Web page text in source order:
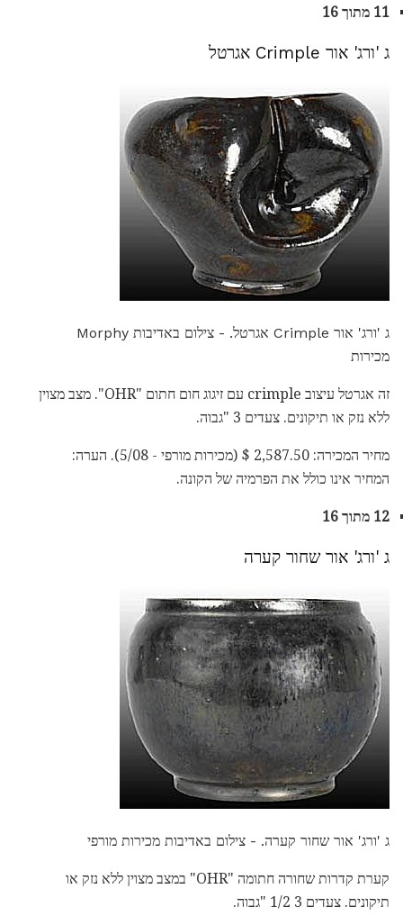
11 מתוך 16
ג 'ורג' אור Crimple אגרטל
ג 'ורג' אור Crimple אגרטל. - צילום באדיבות Morphy
מכירות
זה אגרטל עיצוב crimple עם זיגוג חום חתום "OHR". מצב מצוין
ללא נזק או תיקונים. צעדים 3 "גבוה.
מחיר המכירה: 2,587.50 $ (מכירות מורפי - 5/08). הערה:
המחיר אינו כולל את הפרמיה של הקונה.
12 מתוך 16
ג 'ורג' אור שחור קערה
ג 'ורג' אור שחור קערה. - צילום באדיבות מכירות מורפי
קערת קדרות שחורה חתומה "OHR" במצב מצוין ללא נזק או
תיקונים. צעדים 3 1/2 "גבוה.